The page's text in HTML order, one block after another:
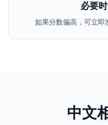
必要
如果分数偏高，可立即
中文